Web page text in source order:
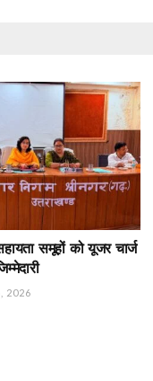
समूहों को यूजर चार्ज
2026